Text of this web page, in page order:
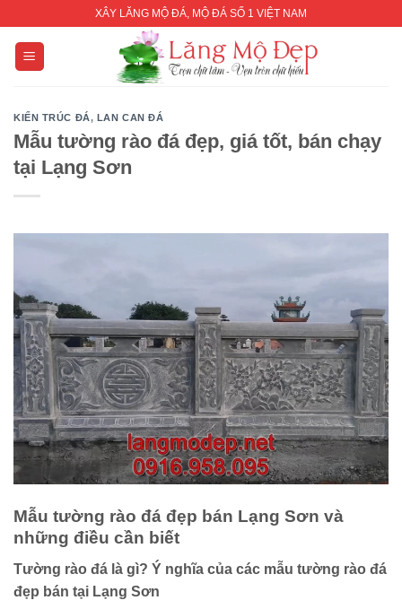
content
XÂY LĂNG MỘ ĐÁ, MỘ ĐÁ SỐ 1 VIỆT NAM
KIẾN TRÚC ĐÁ, LAN CAN ĐÁ
Mẫu tường rào đá đẹp, giá tốt, bán chạy
tại Lạng Sơn
Mẫu tường rào đá đẹp bán Lạng Sơn và
những điều cần biết
Tường rào đá là gì? Ý nghĩa của các mẫu tường rào đá
đẹp bán tại Lạng Sơn